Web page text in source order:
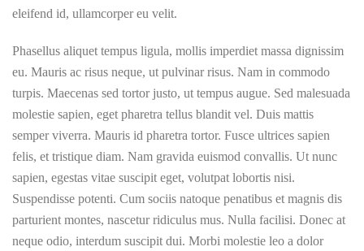
eleifend id, ullamcorper eu velit.
Phasellus aliquet tempus ligula, mollis imperdiet massa dignissim
eu. Mauris ac risus neque, ut pulvinar risus. Nam in commodo
turpis. Maecenas sed tortor justo, ut tempus augue. Sed malesuada
molestie sapien, eget pharetra tellus blandit vel. Duis mattis
semper viverra. Mauris id pharetra tortor. Fusce ultrices sapien
felis, et tristique diam. Nam gravida euismod convallis. Ut nunc
sapien, egestas vitae suscipit eget, volutpat lobortis nisi.
Suspendisse potenti. Cum sociis natoque penatibus et magnis dis
parturient montes, nascetur ridiculus mus. Nulla facilisi. Donec at
neque odio, interdum suscipit dui. Morbi molestie leo a dolor